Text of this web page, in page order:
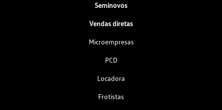
Seminovos
Vendas diretas
Microempresas
PCD
Locadora
Frotistas